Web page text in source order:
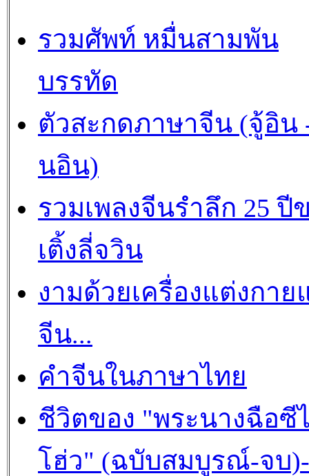
รวมศัพท์ หมื่นสามพัน
บรรทัด
ตัวสะกดภาษาจีน (จู้อิน
นอิน)
รวมเพลงจีนรำลึก 25 ปี
เติ้งลี่จวิน
งามด้วยเครื่องแต่งกาย
จีน...
คำจีนในภาษาไทย
ชีวิตของ "พระนางฉือซี
โฮ่ว" (ฉบับสมบูรณ์-จบ)-